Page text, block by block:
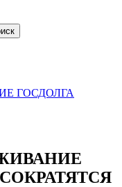
ГОСДОЛГА